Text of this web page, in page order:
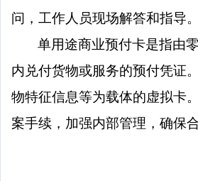
问，工作人员现场解答和指导。
单用途商业预付卡是指由
内兑付货物或服务的预付凭证
物特征信息等为载体的虚拟卡。
案手续，加强内部管理，确保